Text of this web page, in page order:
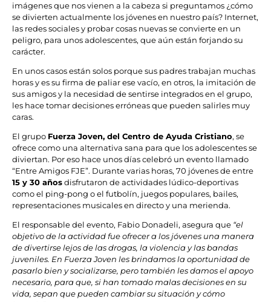
imágenes que nos vienen a la cabeza si preguntamos ¿cómo
se divierten actualmente los jóvenes en nuestro país? Internet,
las redes sociales y probar cosas nuevas se convierte en un
peligro, para unos adolescentes, que aún están forjando su
carácter.
En unos casos están solos porque sus padres trabajan muchas
horas y es su firma de paliar ese vacío, en otros, la imitación de
sus amigos y la necesidad de sentirse integrados en el grupo,
les hace tomar decisiones erróneas que pueden salirles muy
caras.
El grupo Fuerza Joven, del Centro de Ayuda Cristiano, se
ofrece como una alternativa sana para que los adolescentes se
diviertan. Por eso hace unos días celebró un evento llamado
“Entre Amigos FJE”. Durante varias horas, 70 jóvenes de entre
15 y 30 añosdisfrutaron de actividades lúdico-deportivas
como el ping-pong o el futbolín, juegos populares, bailes,
representaciones musicales en directo y una merienda.
El responsable del evento, Fabio Donadeli, asegura que “el
objetivo de la actividad fue ofrecer a los jóvenes una manera
de divertirse lejos de las drogas, la violencia y las bandas
juveniles. En Fuerza Joven les brindamos la oportunidad de
pasarlo bien y socializarse, pero también les damos el apoyo
necesario, para que, si han tomado malas decisiones en su
vida, sepan que pueden cambiar su situación y cómo